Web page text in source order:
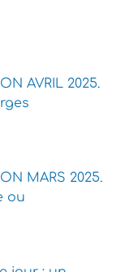
AVRIL 2025.
MARS 2025.
ou